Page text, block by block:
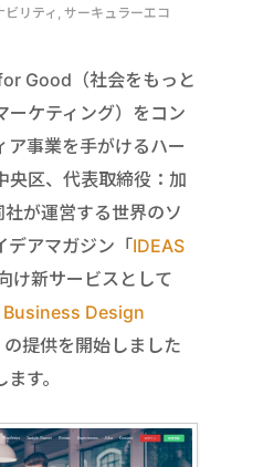
リティ, サーキュラーエコ
Good（社会をもっと
ーケティング）をコン
ア事業を手がけるハー
央区、代表取締役：加
が運営する世界のソ
デアマガジン「IDEAS
け新サービスとして
Business Design
の提供を開始しました
す。